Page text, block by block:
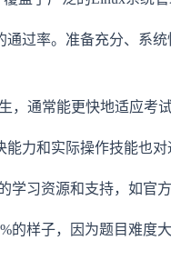
过率。准备充分、系
，通常能更快地适应考
力和实际操作技能也
学习资源和支持，如官
的样子，因为题目难度